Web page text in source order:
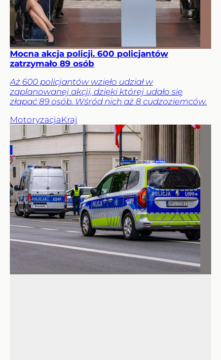
Mocna akcja policji. 600 policjantów
zatrzymało 89 osób
Aż 600 policjantów wzięło udział w
zaplanowanej akcji, dzięki której udało się
złapać 89 osób. Wśród nich aż 8 cudzoziemców.
MotoryzacjaKraj